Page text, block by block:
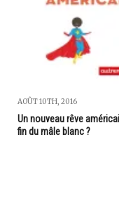
AOÛT 10TH, 2016
Un nouveau rêve
fin du mâle blanc ?